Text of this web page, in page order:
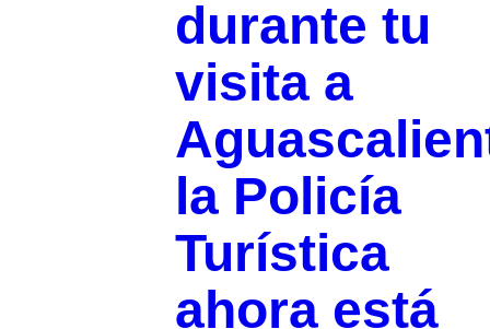
durante tu
visita a
la Policía
Turística
ahora está